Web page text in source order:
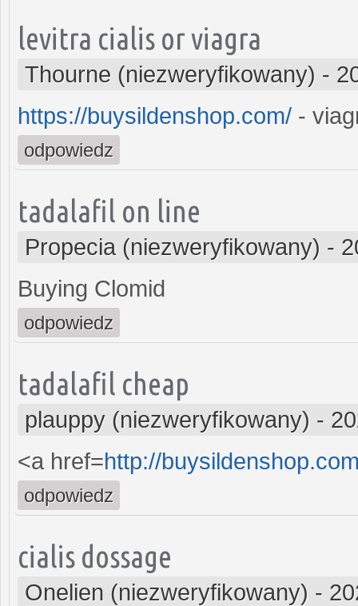
levitra cialis or viagra
Thourne (niezweryfikowany) -
https://buysildenshop.com/ -
odpowiedz
tadalafil on line
Propecia (niezweryfikowany) -
Buying Clomid
odpowiedz
tadalafil cheap
plauppy (niezweryfikowany) -
<a href=http://
odpowiedz
cialis dossage
Onelien (niezweryfikowany) -